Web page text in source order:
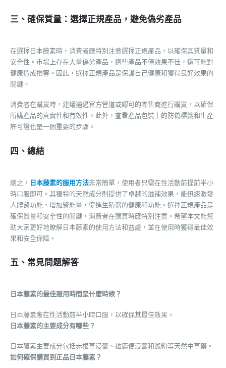
三、確保質量：選擇正規產品，避免偽劣產品
在選擇日本藤素時，消費者應特別注意選擇正規產品，以確保其質量和
安全性。市場上存在大量偽劣產品，這些產品不僅效果不佳，還可能對
健康造成損害。因此，選擇正規產品是保護自己健康和獲得良好效果的
關鍵。
消費者在購買時，建議通過官方管道或認可的零售商進行購買，以確保
所購產品的真實性和有效性。此外，查看產品包裝上的防偽標籤和生產
許可證也是一個重要的步驟。
四、總結
總之， 日本藤素的服用方法非常簡單，使用者只需在性活動前提前半小
時口服即可。其獨特的天然成分則提供了卓越的滋補效果，能迅速激發
人體腎功能，增加腎能量，促進生殖器的健康和功能。選擇正規產品是
確保質量和安全性的關鍵，消費者在購買時應特別注意。希望本文能幫
助大家更好地瞭解日本藤素的使用方法和益處，並在使用時獲得最佳效
果和安全保障。
五、常見問題解答
日本藤素的最佳服用時間是什麼時候？
日本藤素應在性活動前半小時口服，以確保其最佳效果。
日本藤素的主要成分有哪些？
日本藤素主要成分包括赤根草浸膏、雄鹿便浸膏和澱粉等天然中草藥。
如何確保購買到正品日本藤素？